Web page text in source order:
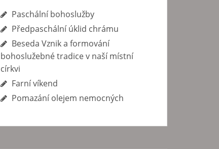
Paschální bohoslužby
Předpaschální úklid chrámu
Beseda Vznik a formování
bohoslužebné tradice v naší místní
církvi
Farní víkend
Pomazání olejem nemocných